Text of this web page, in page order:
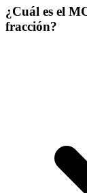
¿Cuál es el
fracción?